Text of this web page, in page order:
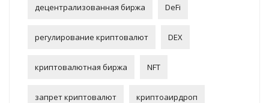
децентрализованная биржа DeFi
регулирование криптовалют DEX
криптовалютная биржа NFT
запрет криптовалют криптоаирдроп